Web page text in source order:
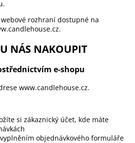
webové rozhraní dostupné na
.
NÁS NAKOUPIT
e-shopu
www.candlehouse.cz.
si zákaznický účet, kde máte
objednávkového formuláře